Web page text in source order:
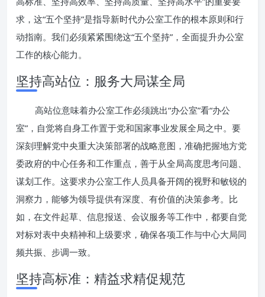
求，这“五个坚持”是指导新时代办公室工作的根本原则和行
动指南。我们必须紧紧围绕这“五个坚持”，全面提升办公室
工作的核心能力。
坚持高站位：服务大局谋全局
高站位意味着办公室工作必须跳出“办公室”看“办公
室”，自觉将自身工作置于党和国家事业发展全局之中。要
深刻理解党中央重大决策部署的战略意图，准确把握地方党
委政府的中心任务和工作重点，善于从全局高度思考问题、
谋划工作。这要求办公室工作人员具备开阔的视野和敏锐的
洞察力，能够为领导提供有深度、有价值的决策参考。比
如，在文件起草、信息报送、会议服务等工作中，都要自觉
对标对表中央精神和上级要求，确保各项工作与中心大局同
频共振、步调一致。
坚持高标准：精益求精促规范